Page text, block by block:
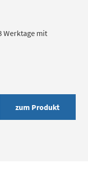
Werktage mit
zum Produkt